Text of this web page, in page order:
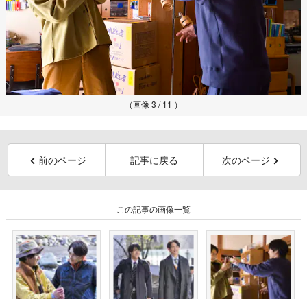
（画像 3 / 11 ）
前のページ 記事に戻る 次のページ
この記事の画像一覧